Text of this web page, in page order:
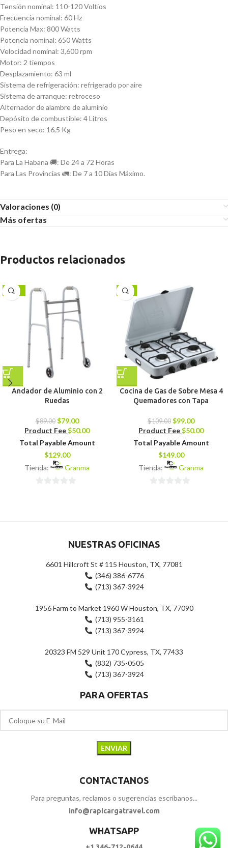
Tensión nominal: 110-120 Voltios
Frecuencia nominal: 60 Hz
Potencia Max: 800 Watts
Potencia nominal: 650 Watts
Velocidad nominal: 3,600 rpm
Motor: 2 tiempos
Desplazamiento: 63 ml
Sistema de refrigeración: refrigerado por aire
Sistema de arranque: retroceso
Alternador de alambre de aluminio
Depósito de combustible: 4 Litros
Peso en seco: 16,5 Kg
Entrega:
Para La Habana 🚚: De 24 a 72 Horas
Para Las Provincias 🚛: De 7 a 10 Días Máximo.
Valoraciones (0)
Más ofertas
Productos relacionados
-11%
Andador de Aluminio con 2
Ruedas
$89.00 $79.00
Product Fee$50.00
Total Payable Amount
$129.00
Tienda:
Granma
-9%
Cocina de Gas de Sobre Mesa 4
Quemadores con Tapa
$109.00 $99.00
Product Fee$50.00
Total Payable Amount
$149.00
Tienda:
Granma
NUESTRAS OFICINAS
6601 Hillcroft St # 115 Houston, TX, 77081
(346) 386-6776
(713) 367-3924
1956 Farm to Market 1960 W Houston, TX, 77090
(713) 955-3161
(713) 367-3924
20323 FM 529 Unit 170 Cypress, TX, 77433
(832) 735-0505
(713) 367-3924
PARA OFERTAS
CONTACTANOS
Para preguntas, reclamos o sugerencias escríbanos...
info@rapicargatravel.com
WHATSAPP